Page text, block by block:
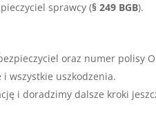
sprawcy (§ 249 BGB).
oraz numer polisy
wszystkie uszkodzenia.
i doradzimy dalsze kroki